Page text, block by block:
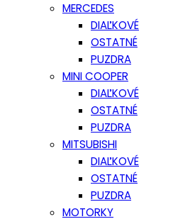
MERCEDES
DIAĽKOVÉ
OSTATNÉ
PUZDRA
MINI COOPER
DIAĽKOVÉ
OSTATNÉ
PUZDRA
MITSUBISHI
DIAĽKOVÉ
OSTATNÉ
PUZDRA
MOTORKY